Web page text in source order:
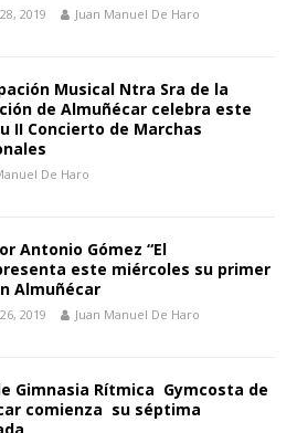
2019 Juan Manuel De Haro
Musical Ntra Sra de la
de Almuñécar celebra este
II Concierto de Marchas
De Haro
Antonio Gómez “El
este miércoles su primer
Almuñécar
2019 Juan Manuel De Haro
Gimnasia Rítmica Gymcosta de
comienza su séptima